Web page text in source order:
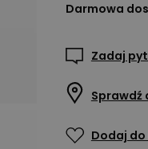
Darmowa
Zadaj
Sprawdź
Dodaj